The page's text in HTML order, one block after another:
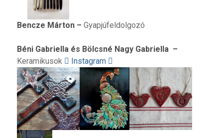
Bencze Márton – Gyapjúfeldolgozó
Béni Gabriella és Bölcsné Nagy Gabriella –
Keramikusok
Instagram